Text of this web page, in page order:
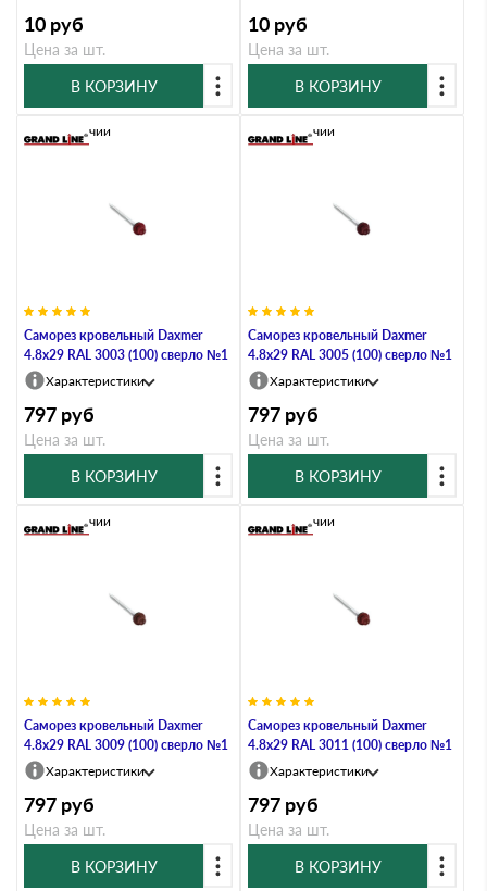
10 руб
Цена за шт.
В КОРЗИНУ
10 руб
Цена за шт.
В КОРЗИНУ
Саморез кровельный Daxmer
4.8х29 RAL 3003 (100) сверло №1
В наличии
Характеристики
797 руб
Цена за шт.
В КОРЗИНУ
Саморез кровельный Daxmer
4.8х29 RAL 3005 (100) сверло №1
В наличии
Характеристики
797 руб
Цена за шт.
В КОРЗИНУ
Саморез кровельный Daxmer
4.8х29 RAL 3009 (100) сверло №1
В наличии
Характеристики
797 руб
Цена за шт.
В КОРЗИНУ
Саморез кровельный Daxmer
4.8х29 RAL 3011 (100) сверло №1
В наличии
Характеристики
797 руб
Цена за шт.
В КОРЗИНУ